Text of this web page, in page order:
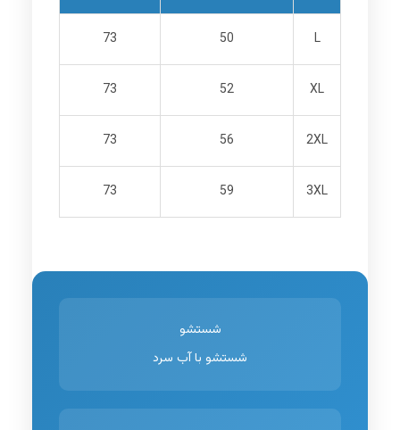
L
50
73
XL
52
73
2XL
56
73
3XL
59
73
شستشو
شستشو با آب سرد